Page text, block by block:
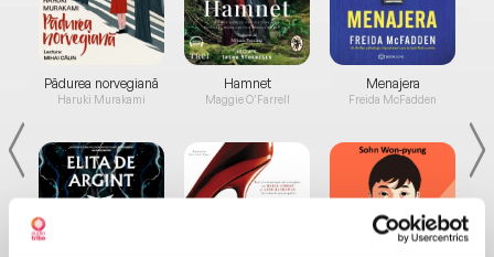
Pădurea norvegiană
Haruki Murakami
Hamnet
Maggie O'Farrell
Menajera
Freida McFadden